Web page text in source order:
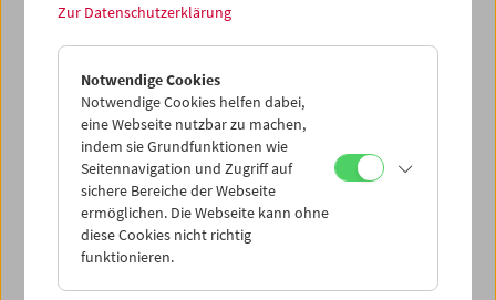
Mo 3.10.
Di 4.10.
Mi 5.10.
Do 6.10.
Zur Datenschutzerklärung
Notwendige Cookies
Notwendige Cookies helfen dabei,
eine Webseite nutzbar zu machen,
indem sie Grundfunktionen wie
Seitennavigation und Zugriff auf
sichere Bereiche der Webseite
ermöglichen. Die Webseite kann ohne
diese Cookies nicht richtig
funktionieren.